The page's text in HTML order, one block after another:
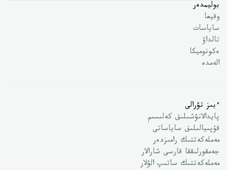
بوليمدەر
وقيعا
ساياسات
تالداۋ
ەكونوميكا
الەمدە
ءبىز تۋرالى
پايدالانۋشىلىق كەلىسىم
قۇپىيالىلىق ساياساتى
مەملەكەتتىك رامىزدەر
جەمقورلىققا قارسى شارالار
مەملەكەتتىك ساتىپ الۋلار